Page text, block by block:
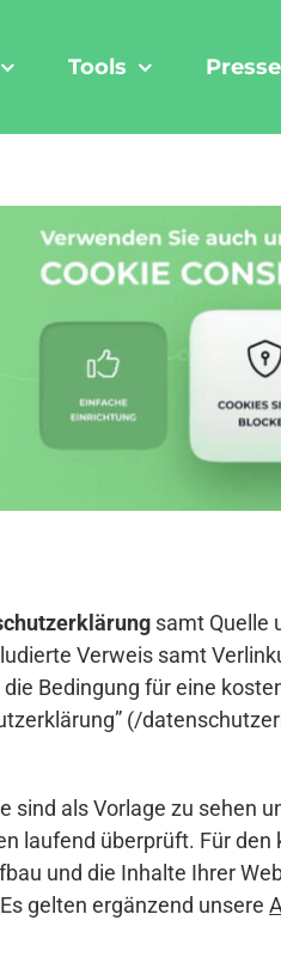
Tools
samt Quelle
Verweis samt
Bedingung für eine
(/
sind als Vorlage zu sehen
laufend überprüft. Für
und die Inhalte Ihrer
gelten ergänzend unsere